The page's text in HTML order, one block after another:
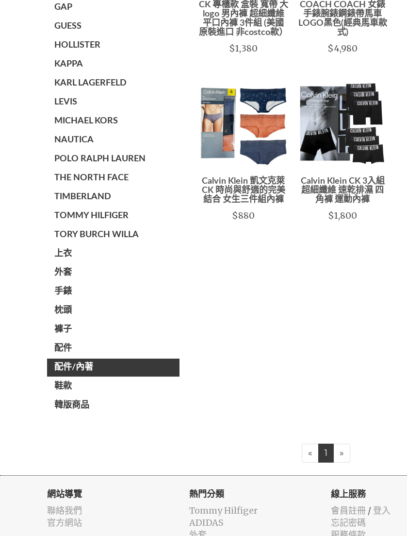
GAP
GUESS
HOLLISTER
KAPPA
KARL LAGERFELD
LEVIS
MICHAEL KORS
NAUTICA
POLO RALPH LAUREN
THE NORTH FACE
TIMBERLAND
TOMMY HILFIGER
TORY BURCH WILLA
上衣
外套
手錶
枕頭
褲子
配件
配件/內著
鞋款
韓版商品
CK 專櫃款 盒裝 寬帶 大
logo 男內褲 超細纖維
平口內褲 3件組 (美國
原裝進口 非costco款）
$1,380
COACH COACH 女錶
手錶腕錶鋼錶帶馬車
LOGO黑色(經典馬車款
式)
$4,980
Calvin Klein 凱文克萊
CK 時尚與舒適的完美
結合 女生三件組內褲
$880
Calvin Klein CK 3入組
超細纖維 速乾排濕 四
角褲 運動內褲
$1,800
« 1 »
網站導覽
聯絡我們
官方網站
熱門分類
Tommy Hilfiger
ADIDAS
線上服務
會員註冊 / 登入
忘記密碼